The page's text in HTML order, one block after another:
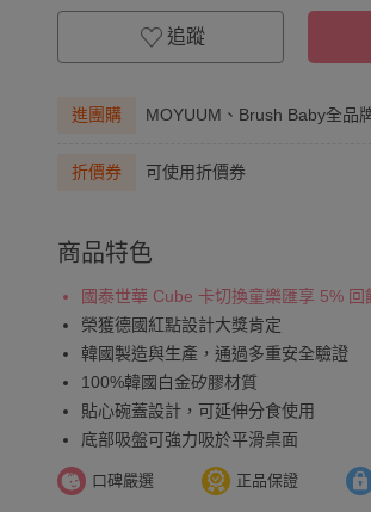
追蹤
進團購 MOYUUM、Brush Baby全品
折價券 可使用折價券
商品特色
國泰世華 Cube 卡切換童樂匯享 5% 回
榮獲德國紅點設計大獎肯定
韓國製造與生產，通過多重安全驗證
100%韓國白金矽膠材質
貼心碗蓋設計，可延伸分食使用
底部吸盤可強力吸於平滑桌面
口碑嚴選 正品保證